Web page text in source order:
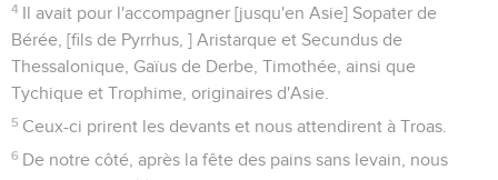
4 Il avait pour l'accompagner [jusqu'en Asie] Sopater de
Bérée, [fils de Pyrrhus, ] Aristarque et Secundus de
Thessalonique, Gaïus de Derbe, Timothée, ainsi que
Tychique et Trophime, originaires d'Asie.
5 Ceux-ci prirent les devants et nous attendirent à Troas.
6 De notre côté, après la fête des pains sans levain, nous